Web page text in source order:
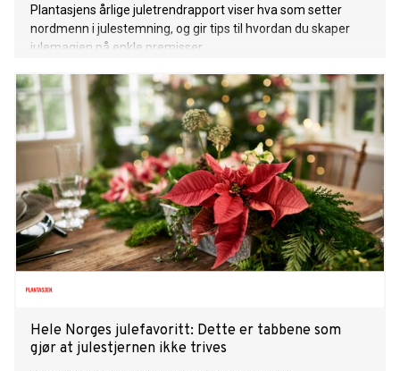
Plantasjens årlige juletrendrapport viser hva som setter
nordmenn i julestemning, og gir tips til hvordan du skaper
julemagien på enkle premisser.
Hele Norges julefavoritt: Dette er tabbene som
gjør at julestjernen ikke trives